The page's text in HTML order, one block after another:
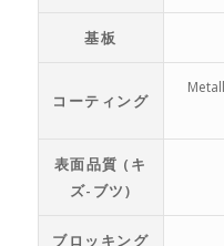
基板
コーティング
表面品質 (キ
ズ-ブツ)
ブロッキング